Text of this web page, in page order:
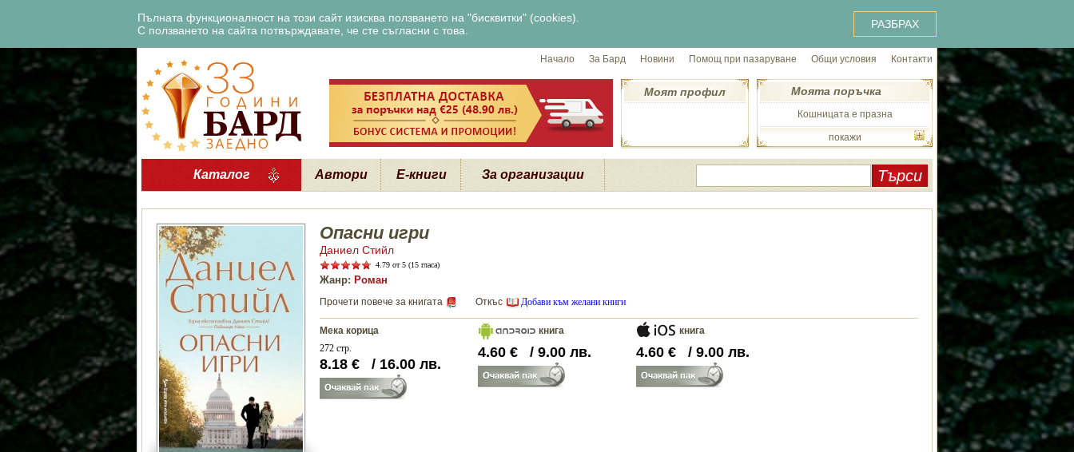
Пълната функционалност на този сайт изисква ползването на "бисквитки" (cookies).
С ползването на сайта потвърждавате, че сте съгласни с това.
РАЗБРАХ
Начало За Бард Новини Помощ при пазаруване Общи условия Контакти
Моят профил
Кошницата е празна
Моята поръчка
покажи
Каталог Автори Е-книги За организации
Опасни игри
Даниел Стийл
4.79 от 5 (15 гласа)
Жанр: Роман
Прочети повече за книгата Откъс Добави към желани книги
Мека корица
272 стр.
8.18 € / 16.00 лв.
книга
4.60 € / 9.00 лв.
книга
4.60 € / 9.00 лв.